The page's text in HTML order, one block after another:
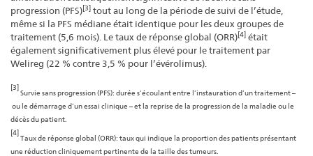
progression (PFS)[3] tout au long de la période de suivi de l’étude,
même si la PFS médiane était identique pour les deux groupes de
traitement (5,6 mois). Le taux de réponse global (ORR)[4] était
également significativement plus élevé pour le traitement par
Welireg (22 % contre 3,5 % pour l’évérolimus).
[3]
Survie sans progression (PFS): durée s’écoulant entre l’instauration d’un traitement –
ou le démarrage d’un essai clinique – et la reprise de la progression de la maladie ou le
décès du patient.
[4]
Taux de réponse global (ORR): taux qui indique la proportion des patients présentant
une réduction cliniquement pertinente de la taille des tumeurs.